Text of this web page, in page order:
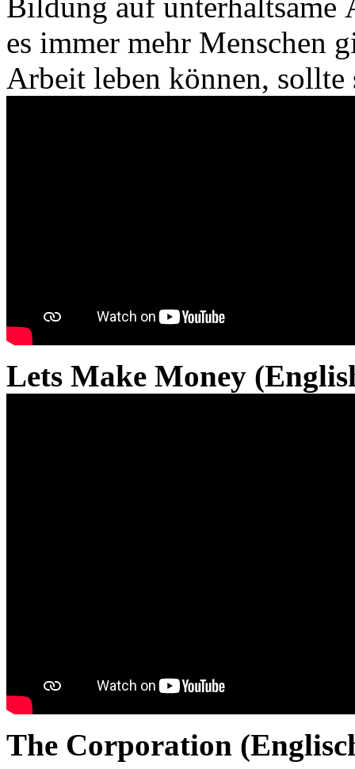
Bildung auf unterhaltsame
es immer mehr Menschen
Arbeit leben können, sollte
Lets Make Money
The Corporation